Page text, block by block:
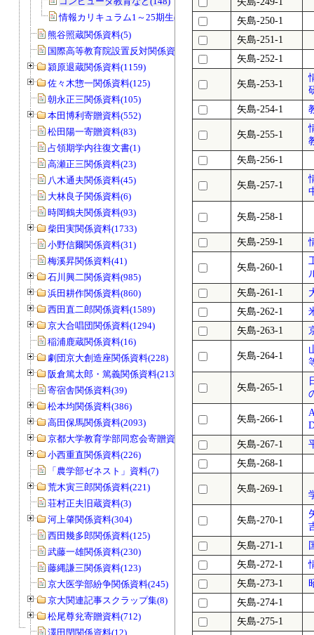
情報カリキュラム1～25期生(484)
熊谷照蔵関係資料(5)
国際高等教育院設置反対関係資料(20)
潁原退蔵関係資料(1159)
佐々木惣一関係資料(125)
朝永正三関係資料(105)
本田博利寄贈資料(552)
松田陽一寄贈資料(83)
占領期学内往復文書(1)
高瀬正三関係資料(23)
八木通夫関係資料(45)
大林良子関係資料(6)
時岡鶴夫関係資料(93)
柴田実関係資料(1733)
小野信爾関係資料(31)
梅溪昇関係資料(41)
石川興二関係資料(985)
浜田耕作関係資料(860)
西田直二郎関係資料(1589)
京大合唱団関係資料(1294)
稲浦鹿蔵関係資料(16)
劇団京大創造座関係資料(228)
阪倉篤太郎・篤義関係資料(213)
寄宿舎関係資料(39)
松本均関係資料(386)
高田保馬関係資料(2093)
京都大学教育学部同窓会寄贈資料(963)
小西重直関係資料(226)
「農学部ゼネスト」資料(7)
荒木寅三郎関係資料(221)
荘村正夫旧蔵資料(3)
河上肇関係資料(304)
西田幾多郎関係資料(125)
武藤一雄関係資料(230)
藤縄謙三関係資料(123)
京大医学部紛争関係資料(245)
京大関連記事スクラップ集(8)
松尾尊兊寄贈資料(712)
澤田閏関係資料(12)
矢島-250-1
矢島-251-1
矢島-252-1
矢島-253-1
矢島-254-1
矢島-255-1
矢島-256-1
矢島-257-1
矢島-258-1
矢島-259-1
矢島-260-1
矢島-261-1
矢島-262-1
矢島-263-1
矢島-264-1
矢島-265-1
矢島-266-1
矢島-267-1
矢島-268-1
矢島-269-1
矢島-270-1
矢島-271-1
矢島-272-1
矢島-273-1
矢島-274-1
矢島-275-1